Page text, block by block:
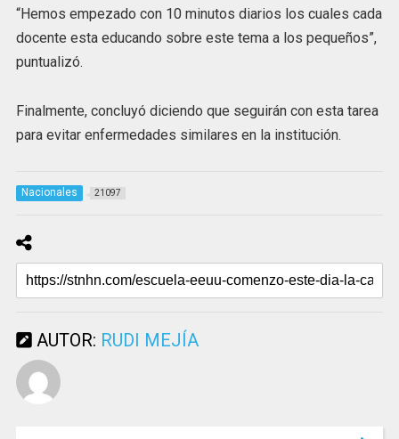
“Hemos empezado con 10 minutos diarios los cuales cada
docente esta educando sobre este tema a los pequeños”,
puntualizó.
Finalmente, concluyó diciendo que seguirán con esta tarea
para evitar enfermedades similares en la institución.
Nacionales 21097
AUTOR: RUDI MEJÍA